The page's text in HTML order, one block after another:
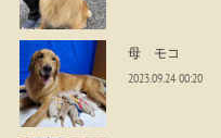
母 モコ
2023.09.24 00:20